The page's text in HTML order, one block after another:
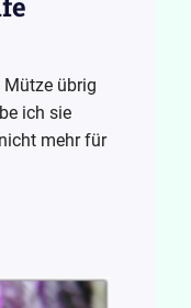
Mütze übrig
ich sie
mehr für